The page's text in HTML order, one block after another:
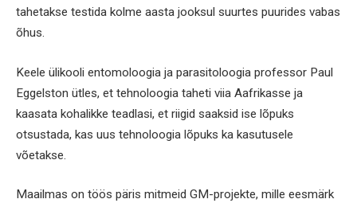
tahetakse testida kolme aasta jooksul suurtes puurides vabas
õhus.
Keele ülikooli entomoloogia ja parasitoloogia professor Paul
Eggelston ütles, et tehnoloogia taheti viia Aafrikasse ja
kaasata kohalikke teadlasi, et riigid saaksid ise lõpuks
otsustada, kas uus tehnoloogia lõpuks ka kasutusele
võetakse.
Maailmas on töös päris mitmeid GM-projekte, mille eesmärk